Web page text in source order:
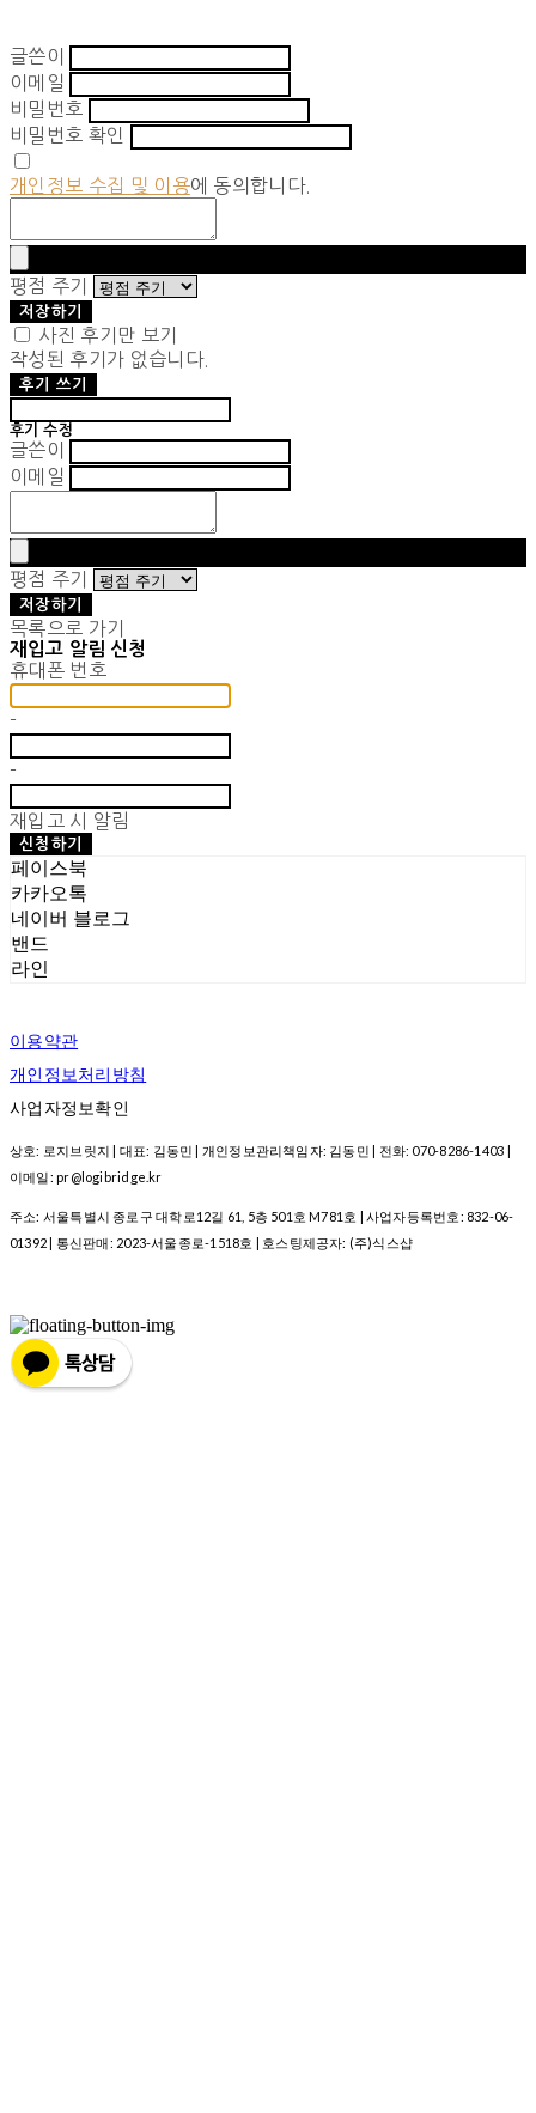
글쓴이
이메일
비밀번호
비밀번호 확인
개인정보 수집 및 이용에 동의합니다.
평점 주기
저장하기
사진 후기만 보기
작성된 후기가 없습니다.
후기 쓰기
후기 수정
글쓴이
이메일
평점 주기
저장하기
목록으로 가기
재입고 알림 신청
휴대폰 번호
-
-
재입고 시 알림
신청하기
페이스북
카카오톡
네이버 블로그
밴드
라인
이용약관
개인정보처리방침
사업자정보확인
상호: 로지브릿지 | 대표: 김동민 | 개인정보관리책임자: 김동민 | 전화: 070-8286-1403 |
이메일: pr@logibridge.kr
주소: 서울특별시 종로구 대학로12길 61, 5층 501호 M781호 | 사업자등록번호: 832-06-
01392 | 통신판매: 2023-서울종로-1518호 | 호스팅제공자: (주)식스샵